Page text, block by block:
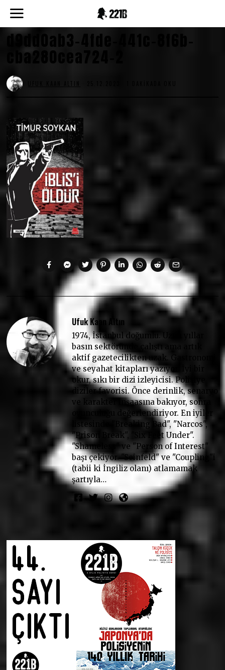
d9dd0ab3-4fde-441c-8f6b-
cba280cea724-2
Ufuk Kaan Altın
1974, İstanbul doğumlu. Uzun yıllar
basın sektöründe çalıştı ama artık
aktif gazetecilikten uzak. Gastronomi
ve seyahat kitapları yazıyor. İyi bir
okur, sıkı bir dizi izleyicisi. Polisiye
diziler favorisi. Önce derinlik, senaryo
ve karakter inşaasına bakıyor, sonra
oyunculuğu değerlendiriyor. En iyiler
listesinde "Breaking Bad", "Narcos",
"Prison Break", "Six Feet Under".
"Shameless" ve "Person of Interest"
başı çekiyor. "Seinfeld" ve "Coupling"i
(tabii ki İngiliz olanı) atlamamak
şartıyla…